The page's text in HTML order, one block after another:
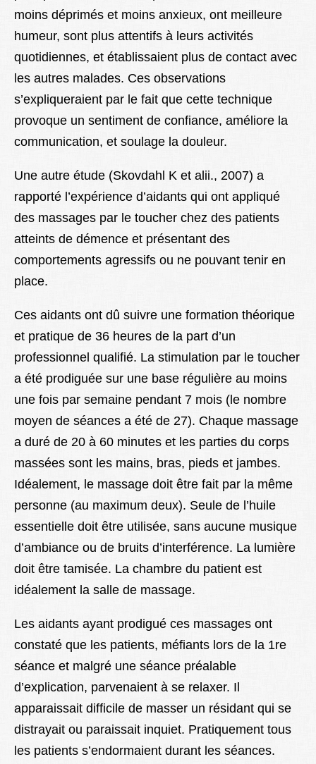
moins déprimés et moins anxieux, ont meilleure
humeur, sont plus attentifs à leurs activités
quotidiennes, et établissaient plus de contact avec
les autres malades. Ces observations
s’expliqueraient par le fait que cette technique
provoque un sentiment de confiance, améliore la
communication, et soulage la douleur.
Une autre étude (Skovdahl K et alii., 2007) a
rapporté l’expérience d’aidants qui ont appliqué
des massages par le toucher chez des patients
atteints de démence et présentant des
comportements agressifs ou ne pouvant tenir en
place.
Ces aidants ont dû suivre une formation théorique
et pratique de 36 heures de la part d’un
professionnel qualifié. La stimulation par le toucher
a été prodiguée sur une base régulière au moins
une fois par semaine pendant 7 mois (le nombre
moyen de séances a été de 27). Chaque massage
a duré de 20 à 60 minutes et les parties du corps
massées sont les mains, bras, pieds et jambes.
Idéalement, le massage doit être fait par la même
personne (au maximum deux). Seule de l’huile
essentielle doit être utilisée, sans aucune musique
d’ambiance ou de bruits d’interférence. La lumière
doit être tamisée. La chambre du patient est
idéalement la salle de massage.
Les aidants ayant prodigué ces massages ont
constaté que les patients, méfiants lors de la 1re
séance et malgré une séance préalable
d’explication, parvenaient à se relaxer. Il
apparaissait difficile de masser un résidant qui se
distrayait ou paraissait inquiet. Pratiquement tous
les patients s’endormaient durant les séances.